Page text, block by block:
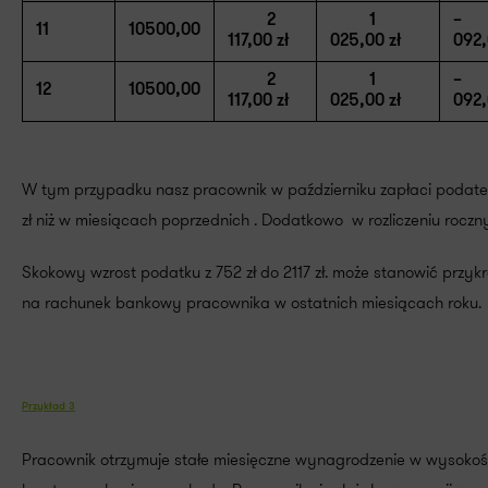
11 10500,00
2
117,00 zł
1
025,00 zł
–
12 10500,00
2
117,00 zł
1
025,00 zł
–
W tym przypadku nasz pracownik w październiku zapłaci
zł niż w miesiącach poprzednich . Dodatkowo w rozliczeniu
Skokowy wzrost podatku z 752 zł do 2117 zł. może stanowić
na rachunek bankowy pracownika w ostatnich miesiącach roku.
Przykład 3
Pracownik otrzymuje stałe miesięczne wynagrodzenie w